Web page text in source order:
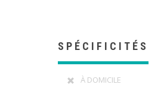
SPÉCIFICITÉS
À DOMICILE